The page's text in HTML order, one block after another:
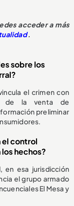
acceder a más
.
sobre los
el crimen con
de la venta de
preliminar
el control
hechos?
en esa jurisdicción
el grupo armado
El Mesa y